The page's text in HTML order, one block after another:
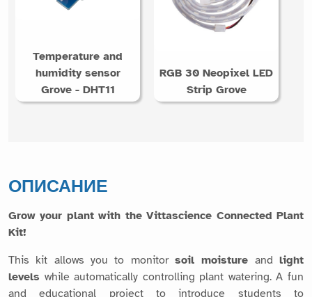
Temperature and
humidity sensor
Grove - DHT11
RGB 30 Neopixel LED
Strip Grove
ОПИСАНИЕ
Grow your plant with the Vittascience Connected Plant
Kit!
This kit allows you to monitor soil moisture andlight
levels while automatically controlling plant watering. A fun
and educational project to introduce students to